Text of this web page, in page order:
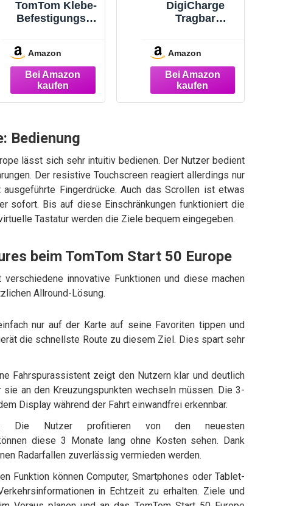
TomTom Klebe-
Befestigungspl
Armaturenbrett
für alle TomTom
Modelle (z. B.,
Start, Via,
Basic, Classic,
Discover, Rider,
GO
Professional,
GO Expert, GO
Camper)
Amazon
DigiCharge
Tragbar
he Tasche für
Tomtom Go
Classic 6''
Discover 6'' 7''
Expert 7’’
Via Start 62
Camper 6 Zoll
Mit Zubehör
Aufbewahrung
Amazon
Bedienung
lässt sich sehr intuitiv bedienen. Der Nutzer bedient
Der resistive Touchscreen reagiert allerdings nur
Fingerdrücke. Auch das Scrollen ist etwas
sofort. Bis auf diese Einschränkungen funktioniert die
Tastatur werden die Ziele bequem eingegeben.
beim TomTom Start 50 Europe
innovative Funktionen und diese machen
Allround-Lösung.
nur auf der Karte auf seine Favoriten tippen und
die schnellste Route zu diesem Ziel. Dies spart sehr
Fahrspurassistent zeigt den Nutzern klar und deutlich
sie an den Kreuzungspunkten wechseln müssen. Die 3-
Display während der Fahrt einwandfrei erkennbar.
Die Nutzer profitieren von den neuesten
diese 3 Monate lang ohne Kosten sehen. Dank
Radarfallen zuverlässig vermieden werden.
Funktion können Computer, Smartphones oder Tablet-
in Echtzeit zu erhalten. Ziele und